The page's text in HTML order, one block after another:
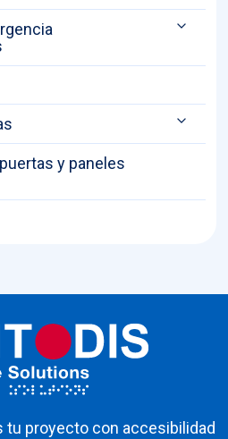
y paneles
proyecto con accesibilidad